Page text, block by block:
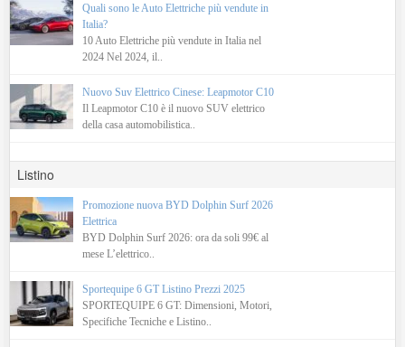
Quali sono le Auto Elettriche più vendute in
Italia?
10 Auto Elettriche più vendute in Italia nel
2024 Nel 2024, il..
Nuovo Suv Elettrico Cinese: Leapmotor C10
Il Leapmotor C10 è il nuovo SUV elettrico
della casa automobilistica..
Listino
Promozione nuova BYD Dolphin Surf 2026
Elettrica
BYD Dolphin Surf 2026: ora da soli 99€ al
mese L’elettrico..
Sportequipe 6 GT Listino Prezzi 2025
SPORTEQUIPE 6 GT: Dimensioni, Motori,
Specifiche Tecniche e Listino..